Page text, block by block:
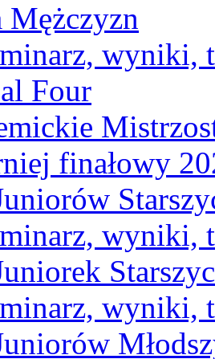
wyniki,
Four
finałowy
wyniki,
wyniki,